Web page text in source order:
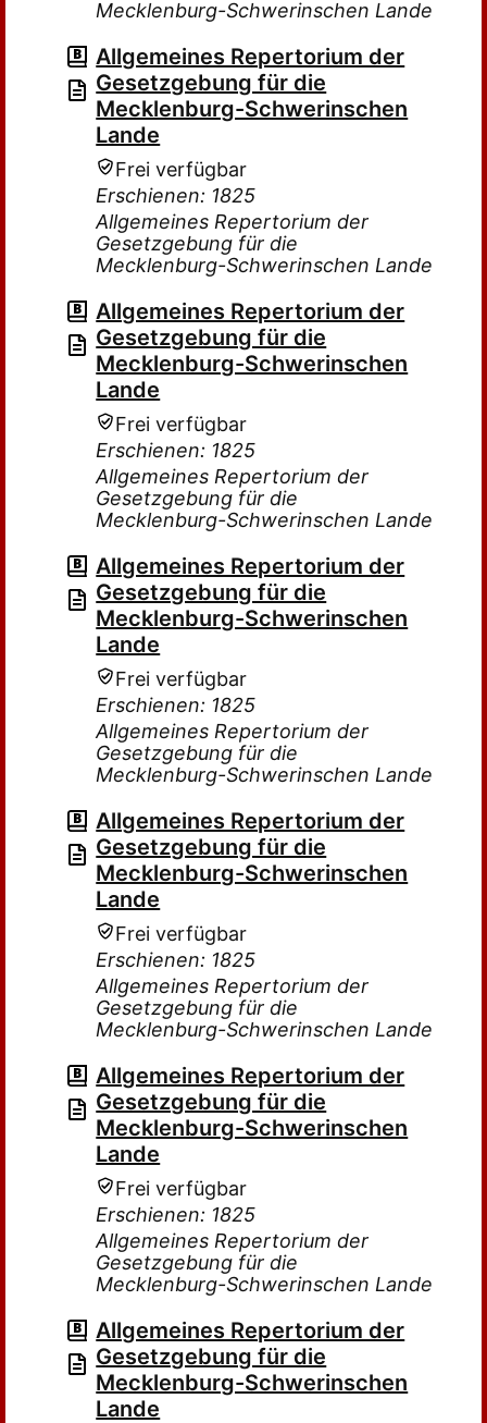
Mecklenburg-Schwerinschen Lande
Allgemeines Repertorium der
Gesetzgebung für die
Mecklenburg-Schwerinschen
Lande
Frei verfügbar
Erschienen: 1825
Allgemeines Repertorium der
Gesetzgebung für die
Mecklenburg-Schwerinschen Lande
Allgemeines Repertorium der
Gesetzgebung für die
Mecklenburg-Schwerinschen
Lande
Frei verfügbar
Erschienen: 1825
Allgemeines Repertorium der
Gesetzgebung für die
Mecklenburg-Schwerinschen Lande
Allgemeines Repertorium der
Gesetzgebung für die
Mecklenburg-Schwerinschen
Lande
Frei verfügbar
Erschienen: 1825
Allgemeines Repertorium der
Gesetzgebung für die
Mecklenburg-Schwerinschen Lande
Allgemeines Repertorium der
Gesetzgebung für die
Mecklenburg-Schwerinschen
Lande
Frei verfügbar
Erschienen: 1825
Allgemeines Repertorium der
Gesetzgebung für die
Mecklenburg-Schwerinschen Lande
Allgemeines Repertorium der
Gesetzgebung für die
Mecklenburg-Schwerinschen
Lande
Frei verfügbar
Erschienen: 1825
Allgemeines Repertorium der
Gesetzgebung für die
Mecklenburg-Schwerinschen Lande
Allgemeines Repertorium der
Gesetzgebung für die
Mecklenburg-Schwerinschen
Lande